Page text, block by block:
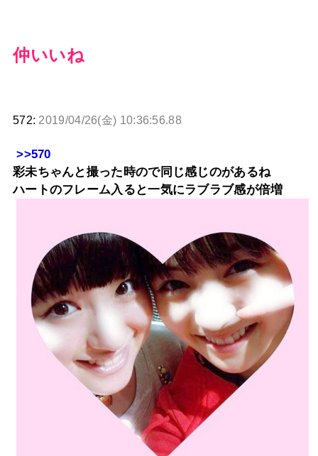
仲いいね
572: 2019/04/26(金) 10:36:56.88
>>570
彩未ちゃんと撮った時ので同じ感じのがあるね
ハートのフレーム入ると一気にラブラブ感が倍増